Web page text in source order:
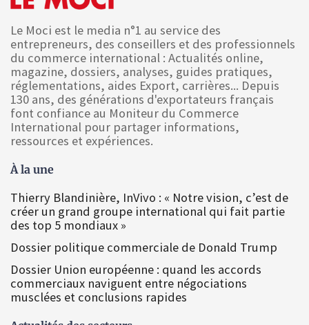
Le Moci est le media n°1 au service des
entrepreneurs, des conseillers et des professionnels
du commerce international : Actualités online,
magazine, dossiers, analyses, guides pratiques,
réglementations, aides Export, carrières... Depuis
130 ans, des générations d'exportateurs français
font confiance au Moniteur du Commerce
International pour partager informations,
ressources et expériences.
À la une
Thierry Blandinière, InVivo : « Notre vision, c’est de
créer un grand groupe international qui fait partie
des top 5 mondiaux »
Dossier politique commerciale de Donald Trump
Dossier Union européenne : quand les accords
commerciaux naviguent entre négociations
musclées et conclusions rapides